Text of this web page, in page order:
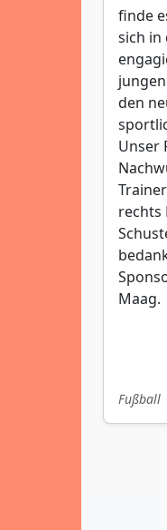
finde
sich in
den
Unser
rechts
Maag.
Fußball